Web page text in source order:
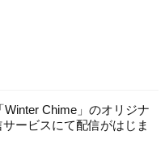
Chime」のオリジナ
ービスにて配信がはじま